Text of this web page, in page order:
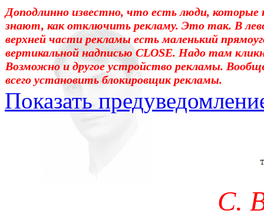
Доподлинно известно, что есть люди, которые
знают, как отключить рекламу. Это так. В
верхней части рекламы есть маленький
вертикальной надписью CLOSE. Надо там
Возможно и другое устройство рекламы.
всего установить блокировщик рекламы.
Показать
Уважаемые! Умоляю: не
отошли от суеты. – Перед
достаточно, чтоб
С.